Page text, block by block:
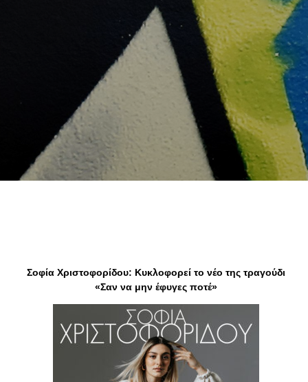
Σοφία Χριστοφορίδου: Κυκλοφορεί το νέο της τραγούδι
«Σαν να μην έφυγες ποτέ»